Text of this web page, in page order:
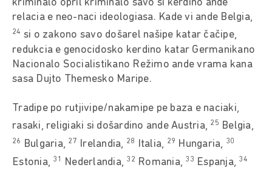
kriminalo opril kriminalo savo si kerdino ande
relacia e neo-naci ideologiasa. Kade vi ande Belgia,
24 si o zakono savo došarel našipe katar čačipe,
redukcia e genocidosko kerdino katar Germanikano
Nacionalo Socialistikano Režimo ande vrama kana
sasa Dujto Themesko Maripe.
Tradipe po rutjivipe/nakamipe pe baza e naciaki,
rasaki, religiaki si došardino ande Austria, 25 Belgia,
26 Bulgaria, 27 Irelandia, 28 Italia, 29 Hungaria, 30
Estonia, 31 Nederlandia, 32 Romania, 33 Espanja, 34